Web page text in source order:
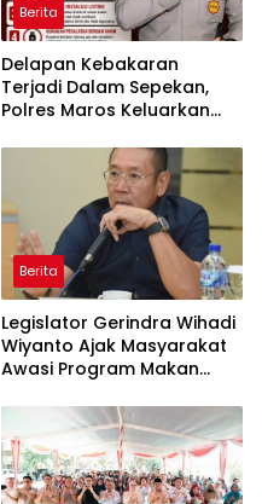
Berita
Delapan Kebakaran
Terjadi Dalam Sepekan,
Polres Maros Keluarkan
Masyarakat
Berita
Legislator Gerindra Wihadi
Wiyanto Ajak Masyarakat
Awasi Program Makan
Sasaran